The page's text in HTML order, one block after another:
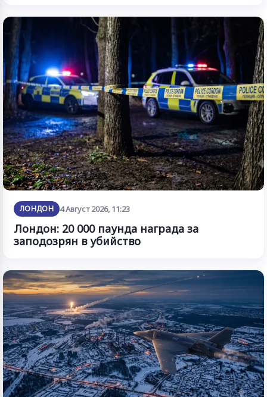
ЛОНДОН 4 Август 2026, 11:23
Лондон: 20 000 паунда награда за
заподозрян в убийство